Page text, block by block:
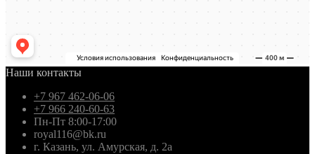
Наши контакты
+7 967 462-06-06
+7 966 240-60-63
Пн-Пт 8:00-17:00
royal116@bk.ru
г. Казань, ул. Амурская, д. 2а